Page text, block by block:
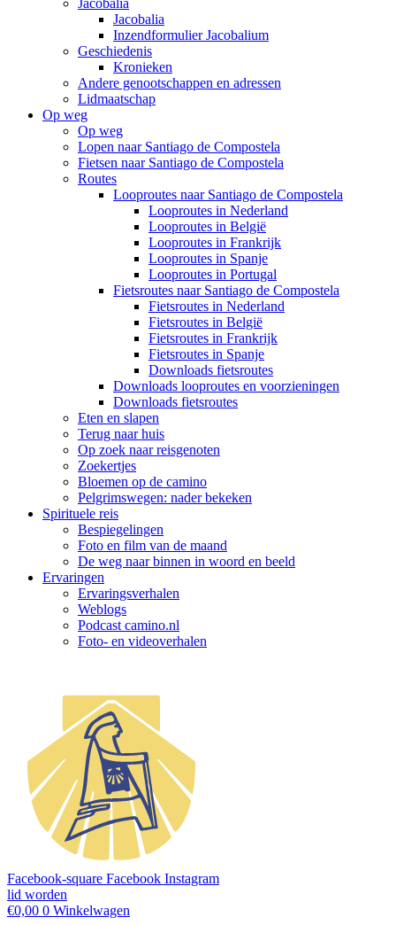
Jacobalia
Jacobalia
Inzendformulier Jacobalium
Geschiedenis
Kronieken
Andere genootschappen en adressen
Lidmaatschap
Op weg
Op weg
Lopen naar Santiago de Compostela
Fietsen naar Santiago de Compostela
Routes
Looproutes naar Santiago de Compostela
Looproutes in Nederland
Looproutes in België
Looproutes in Frankrijk
Looproutes in Spanje
Looproutes in Portugal
Fietsroutes naar Santiago de Compostela
Fietsroutes in Nederland
Fietsroutes in België
Fietsroutes in Frankrijk
Fietsroutes in Spanje
Downloads fietsroutes
Downloads looproutes en voorzieningen
Downloads fietsroutes
Eten en slapen
Terug naar huis
Op zoek naar reisgenoten
Zoekertjes
Bloemen op de camino
Pelgrimswegen: nader bekeken
Spirituele reis
Bespiegelingen
Foto en film van de maand
De weg naar binnen in woord en beeld
Ervaringen
Ervaringsverhalen
Weblogs
Podcast camino.nl
Foto- en videoverhalen
Facebook-square Facebook Instagram
lid worden
€0,00 0 Winkelwagen